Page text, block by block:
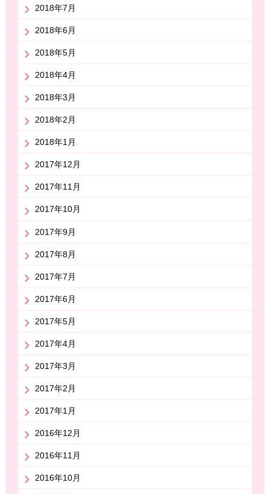
2018年7月
2018年6月
2018年5月
2018年4月
2018年3月
2018年2月
2018年1月
2017年12月
2017年11月
2017年10月
2017年9月
2017年8月
2017年7月
2017年6月
2017年5月
2017年4月
2017年3月
2017年2月
2017年1月
2016年12月
2016年11月
2016年10月